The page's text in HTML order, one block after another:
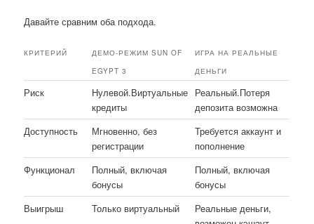
Давайте сравним оба подхода.
КРИТЕРИЙ
ДЕМО-РЕЖИМ SUN OF
EGYPT 3
ИГРА НА РЕАЛЬНЫЕ
ДЕНЬГИ
Риск
Нулевой.Виртуальные
кредиты
Реальный.Потеря
депозита возможна
Доступность
Мгновенно, без
регистрации
Требуется аккаунт и
пополнение
Функционал
Полный, включая
бонусы
Полный, включая
бонусы
Выигрыш
Только виртуальный
Реальные деньги,